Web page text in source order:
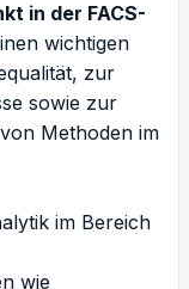
in der FACS-
wichtigen
zur
sowie zur
Methoden im
im Bereich
wie